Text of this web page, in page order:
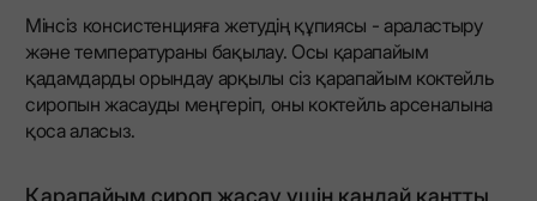
Мінсіз консистенцияға жетудің құпиясы - араластыру
және температураны бақылау. Осы қарапайым
қадамдарды орындау арқылы сіз қарапайым коктейль
сиропын жасауды меңгеріп, оны коктейль арсеналына
қоса аласыз.
Қарапайым сироп жасау үшін қандай қантты